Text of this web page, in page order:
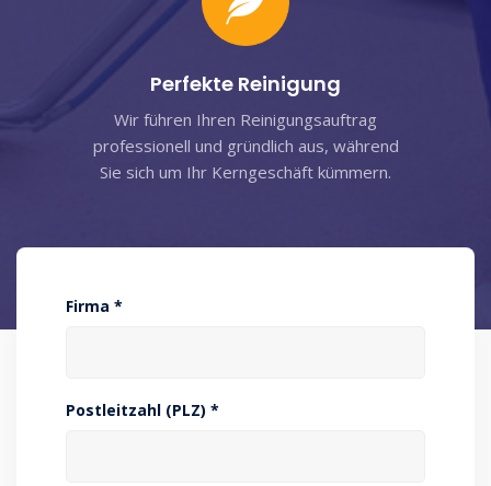
Perfekte Reinigung
Wir führen Ihren Reinigungsauftrag
professionell und gründlich aus, während
Sie sich um Ihr Kerngeschäft kümmern.
Firma *
Postleitzahl (PLZ) *